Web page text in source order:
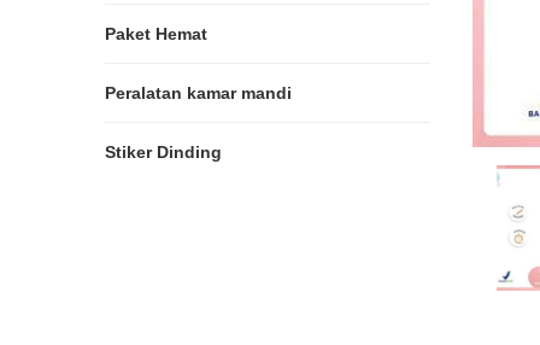
Paket Hemat
Peralatan kamar mandi
Stiker Dinding